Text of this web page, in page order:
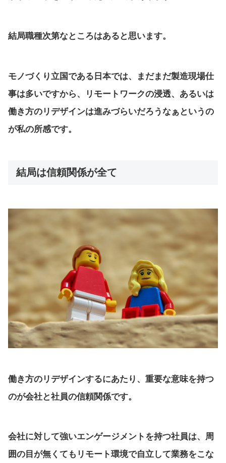
結局職種次第なところはあると思います。
モノづくり立国である日本では、まだまだ製造現場仕
事は多いですから、リモートワークの浸透、あるいは
働き方のリデザインは進みづらいだろうなぁというの
が私の所感です。
結局は信頼関係が全て
働き方のリデザインするにあたり、重要な意味を持つ
のが会社と社員の信頼関係です。
会社に対して強いエンゲージメントを持つ社員は、周
囲の目が無くてもリモート環境で自立して業務をこな